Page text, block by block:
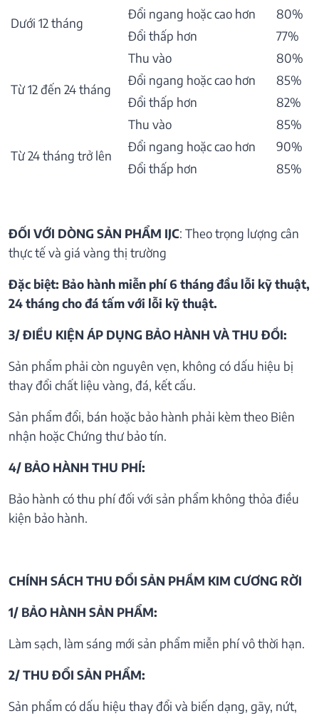
Dưới 12 tháng
Đổi ngang hoặc cao hơn
80%
Đổi thấp hơn
77%
Từ 12 đến 24 tháng
Thu vào
80%
Đổi ngang hoặc cao hơn
85%
Đổi thấp hơn
82%
Từ 24 tháng trở lên
Thu vào
85%
Đổi ngang hoặc cao hơn
90%
Đổi thấp hơn
85%
ĐỐI VỚI DÒNG SẢN PHẨM IJC: Theo trọng lượng cân
thực tế và giá vàng thị trường
Đặc biệt: Bảo hành miễn phí 6 tháng đầu lỗi kỹ thuật,
24 tháng cho đá tấm với lỗi kỹ thuật.
3/ ĐIỀU KIỆN ÁP DỤNG BẢO HÀNH VÀ THU ĐỒI:
Sản phẩm phải còn nguyên vẹn, không có dấu hiệu bị
thay đổi chất liệu vàng, đá, kết cấu.
Sản phẩm đổi, bán hoặc bảo hành phải kèm theo Biên
nhận hoặc Chứng thư bảo tín.
4/ BẢO HÀNH THU PHÍ:
Bảo hành có thu phí đối với sản phẩm không thỏa điều
kiện bảo hành.
CHÍNH SÁCH THU ĐỔI SẢN PHẦM KIM CƯƠNG RỜI
1/ BẢO HÀNH SẢN PHẨM:
Làm sạch, làm sáng mới sản phẩm miễn phí vô thời hạn.
2/ THU ĐỔI SẢN PHẨM:
Sản phẩm có dấu hiệu thay đổi và biến dạng, gãy, nứt,